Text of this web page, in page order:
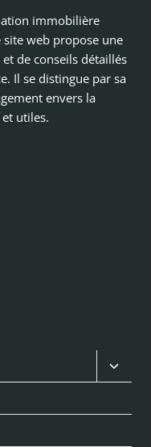
immobilière
web propose une
et de conseils détaillés
Il se distingue par sa
envers la
utiles.
le
menu